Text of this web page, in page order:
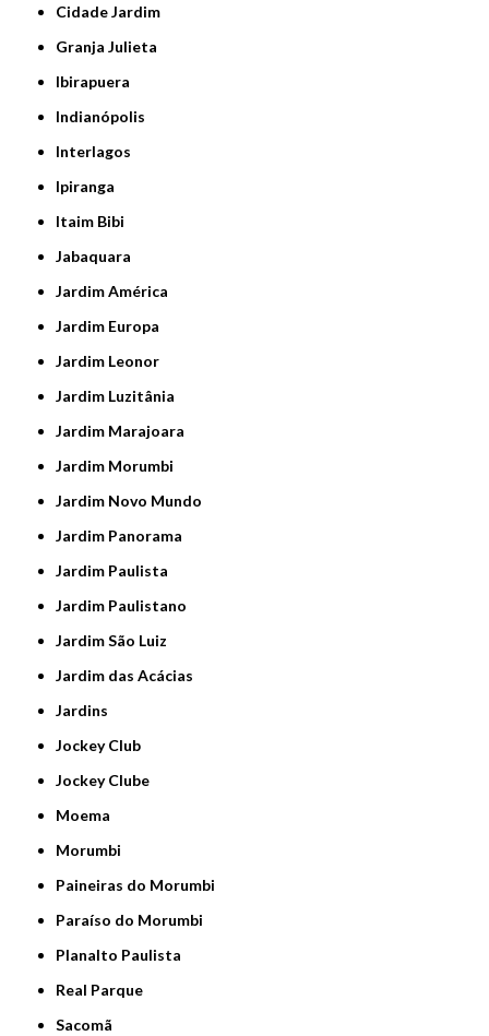
Cidade Jardim
Granja Julieta
Ibirapuera
Indianópolis
Interlagos
Ipiranga
Itaim Bibi
Jabaquara
Jardim América
Jardim Europa
Jardim Leonor
Jardim Luzitânia
Jardim Marajoara
Jardim Morumbi
Jardim Novo Mundo
Jardim Panorama
Jardim Paulista
Jardim Paulistano
Jardim São Luiz
Jardim das Acácias
Jardins
Jockey Club
Jockey Clube
Moema
Morumbi
Paineiras do Morumbi
Paraíso do Morumbi
Planalto Paulista
Real Parque
Sacomã